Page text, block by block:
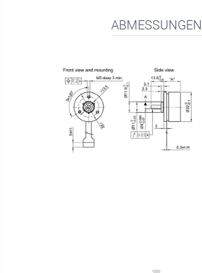
ABMESSUNGEN